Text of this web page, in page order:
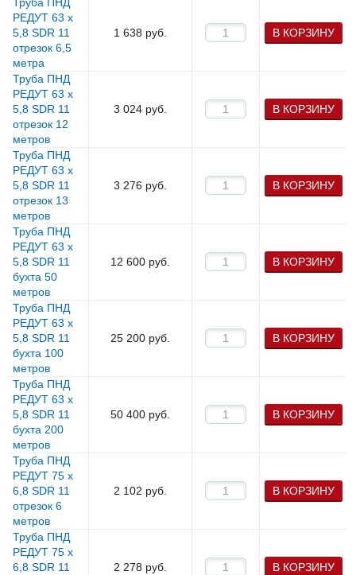
Труба ПНД
РЕДУТ 63 х
5,8 SDR 11
отрезок 6,5
метра
1 638 руб. В КОРЗИНУ
Труба ПНД
РЕДУТ 63 х
5,8 SDR 11
отрезок 12
метров
3 024 руб. В КОРЗИНУ
Труба ПНД
РЕДУТ 63 х
5,8 SDR 11
отрезок 13
метров
3 276 руб. В КОРЗИНУ
Труба ПНД
РЕДУТ 63 х
5,8 SDR 11
бухта 50
метров
12 600 руб. В КОРЗИНУ
Труба ПНД
РЕДУТ 63 х
5,8 SDR 11
бухта 100
метров
25 200 руб. В КОРЗИНУ
Труба ПНД
РЕДУТ 63 х
5,8 SDR 11
бухта 200
метров
50 400 руб. В КОРЗИНУ
Труба ПНД
РЕДУТ 75 х
6,8 SDR 11
отрезок 6
метров
2 102 руб. В КОРЗИНУ
Труба ПНД
РЕДУТ 75 х
6,8 SDR 11
2 278 руб. В КОРЗИНУ